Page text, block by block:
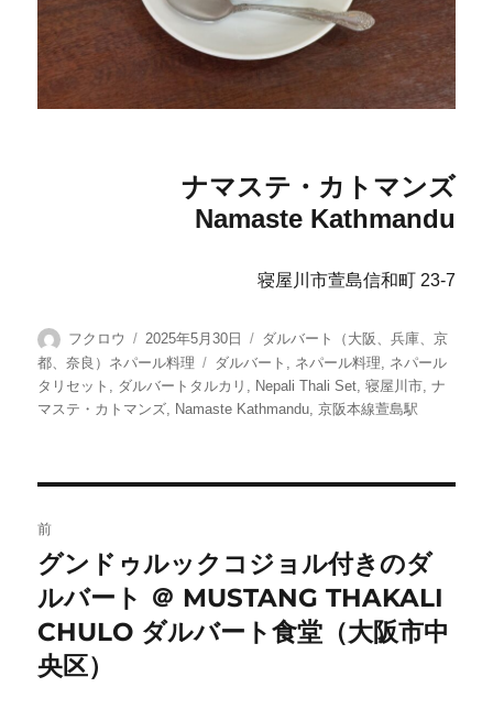
ナマステ・カトマンズ
Namaste Kathmandu
寝屋川市萱島信和町 23-7
投
稿
者
フクロウ
投
稿
日:
2025年5月30日
カ
テ
ゴ
リ
ダルバート（大阪、兵庫、京
都、奈良）ネパール料理
タ
グ
ダルバート ネパール料理
ネパール
タリセット
ダルバートタルカリ Nepali Thali Set ,寝屋川市 ,ナ
マステ・カトマンズ Namaste Kathmandu ,京阪本線萱島駅
稿
ナ
ビ
前
前
の
投
稿:
グンドゥルックコジョル付きのダ
ルバート ＠ MUSTANG THAKALI
CHULO ダルバート食堂（大阪市中
央区）